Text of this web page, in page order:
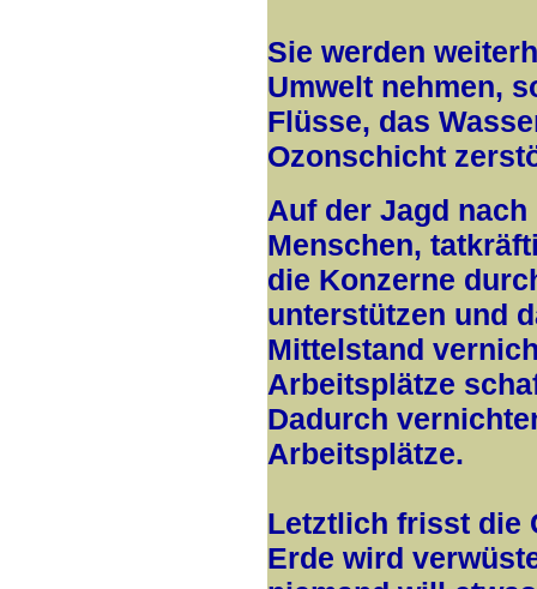
Sie werden
Umwelt nehmen,
Flüsse, das
Ozonschicht
Auf der Jagd
Menschen,
die Konzerne
unterstützen und
Mittelstand
Arbeitsplätze
Dadurch
Arbeitsplätze.
Letztlich frisst die
Erde wird